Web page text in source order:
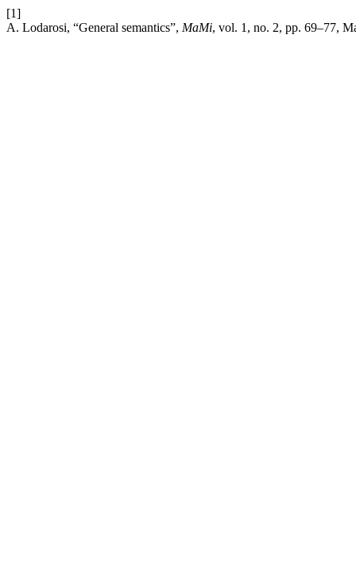
[1]
A. Lodarosi, “General semantics”, MaMi, vol. 1, no. 2, pp. 69–77,